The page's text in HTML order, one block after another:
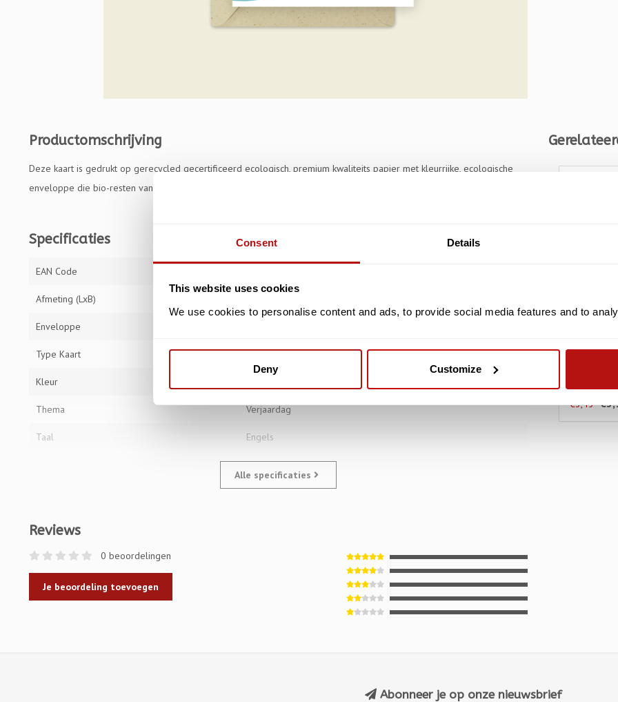
Consent Details
This website uses cookies
We use cookies to personalise content and ads, to provide social media features and to
Deny Customize
Productomschrijving
Deze kaart is gedrukt op gerecycled gecertificeerd ecologisch, premium kwaliteits papier met kleurrijke, ecologische
enveloppe die bio-resten van maïs, noten en fruit bevat.
Specificaties
EAN Code
Afmeting (LxB)
Enveloppe
Type Kaart Gevouwen Kaart
Kleur
Thema Verjaardag
Taal Engels
Alle specificaties
Reviews
0 beoordelingen
Je beoordeling toevoegen
€3,45
Abonneer je op onze nieuwsbrief